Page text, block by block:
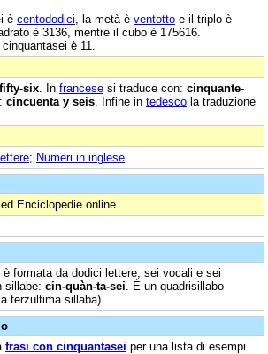
è centododici , la metà è ventotto e il triplo è
è 3136, mentre il cubo è 175616.
è 11.
fifty-six . In francese si traduce con: cinquante-
cincuenta y seis . Infine in tedesco la traduzione
; Numeri in inglese
Enciclopedie online
è formata da dodici lettere, sei vocali e sei
sillabe: cin-quàn-ta-sei . È un quadrisillabo
terzultima sillaba).
frasi con cinquantasei per una lista di esempi.